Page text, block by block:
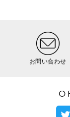
お問い合わせ